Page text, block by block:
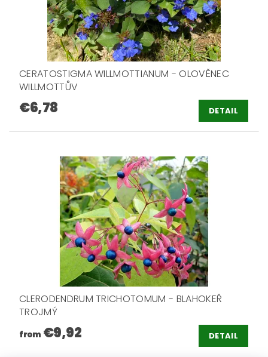
CERATOSTIGMA WILLMOTTIANUM - OLOVĚNEC
WILLMOTTŮV
€6,78 DETAIL
CLERODENDRUM TRICHOTOMUM - BLAHOKEŘ
TROJMÝ
from €9,92 DETAIL